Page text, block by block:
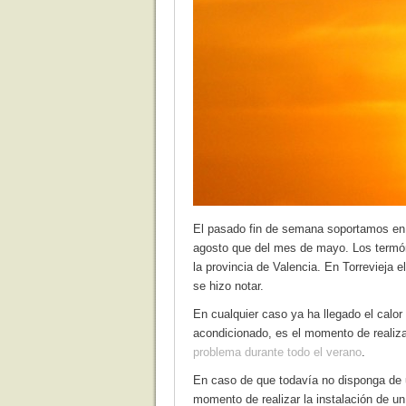
El pasado fin de semana soportamos
agosto que del mes de mayo. Los
la provincia de Valencia. En Torrevieja
se hizo notar.
En cualquier caso ya ha llegado el
acondicionado, es el momento de
problema durante todo el verano.
En caso de que todavía no disponga
momento de realizar la instalación de